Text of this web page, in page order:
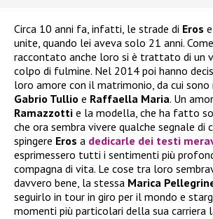
Circa 10 anni fa, infatti, le strade di Eros e
unite, quando lei aveva solo 21 anni.
raccontato anche loro si è trattato di un
colpo di fulmine. Nel 2014 poi hanno
loro amore con il matrimonio, da cui sono
Gabrio Tullio e Raffaella Maria. Un
Ramazzotti e la modella, che ha fatto
che ora sembra vivere qualche segnale di
spingere Eros a dedicarle dei testi
esprimessero tutti i sentimenti più
compagna di vita. Le cose tra loro
davvero bene, la stessa Marica
seguirlo in tour in giro per il mondo e
momenti più particolari della sua carriera